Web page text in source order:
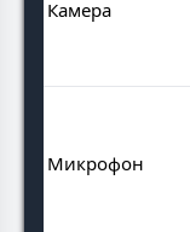
Камера
Микрофон